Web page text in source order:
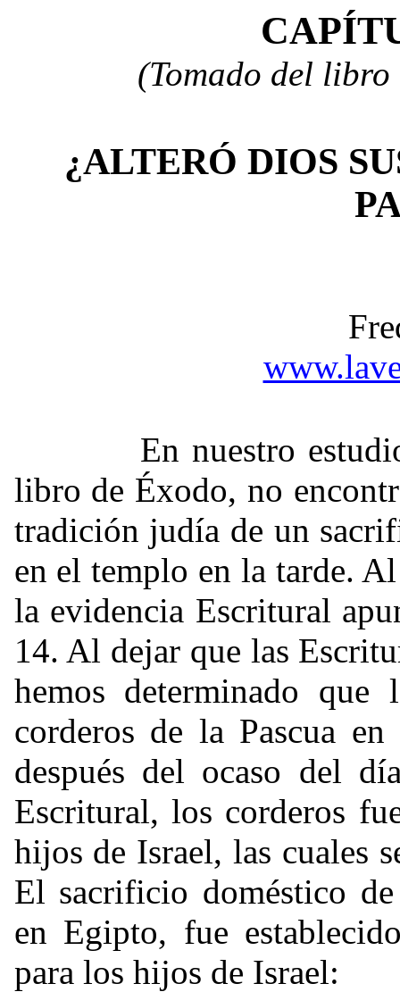
CAPÍ
(Tomado del
¿ALTERÓ DIOS
En nuestro estudio
libro de Éxodo, no
tradición judía de un
en el templo en la tarde.
la evidencia Escritural
14. Al dejar que las
hemos determinado
corderos de la Pascua
después del ocaso del
Escritural, los corderos
hijos de Israel, las cuales
El sacrificio doméstico
en Egipto, fue
para los hijos de Israel: